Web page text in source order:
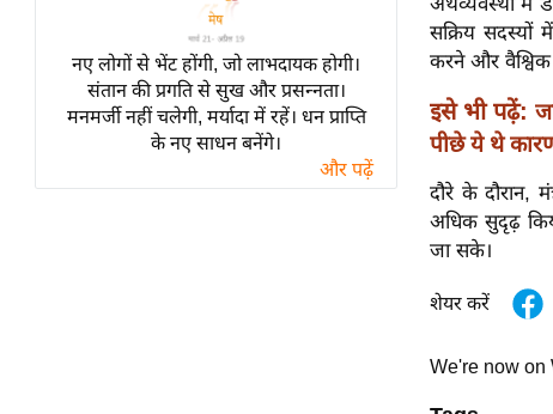
व्रत
त्योहार
राशिफल
विशेष
नए लोगों से भेंट होंगी, जो लाभदायक होगी।
संतान की प्रगति से सुख और प्रसन्नता।
मनमर्जी नहीं चलेगी, मर्यादा में रहें। धन प्राप्ति
के नए साधन बनेंगे।
और पढ़ें
सक्रिय सदस्यों
करने और वैश्विक
इसे भी पढ़ें:
पीछे ये थे
दौरे के दौरान,
अधिक सुदृढ़
जा सके।
शेयर करें
We're now on